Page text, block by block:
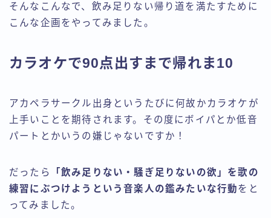
そんなこんなで、飲み足りない帰り道を満たすために
こんな企画をやってみました。
カラオケで90点出すまで帰れま10
アカペラサークル出身というたびに何故かカラオケが
上手いことを期待されます。その度にボイパとか低音
パートとかいうの嫌じゃないですか！
だったら
「飲み足りない・騒ぎ足りないの欲」を歌の
練習にぶつけようという音楽人の鑑みたいな行動をと
ってみました。